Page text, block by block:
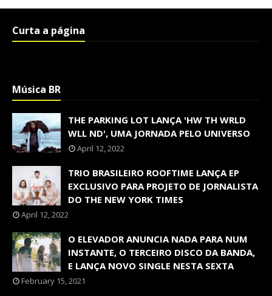
Curta a página
Música BR
THE PARKING LOT LANÇA 'HW TH WRLD
WLL ND', UMA JORNADA PELO UNIVERSO
April 12, 2022
TRIO BRASILEIRO ROOFTIME LANÇA EP
EXCLUSIVO PARA PROJETO DE JORNALISTA
DO THE NEW YORK TIMES
April 12, 2022
O ELEVADOR ANUNCIA NADA PARA NUM
INSTANTE, O TERCEIRO DISCO DA BANDA,
E LANÇA NOVO SINGLE NESTA SEXTA
February 15, 2021